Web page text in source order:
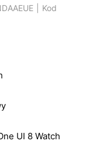
| Kod
UI 8 Watch